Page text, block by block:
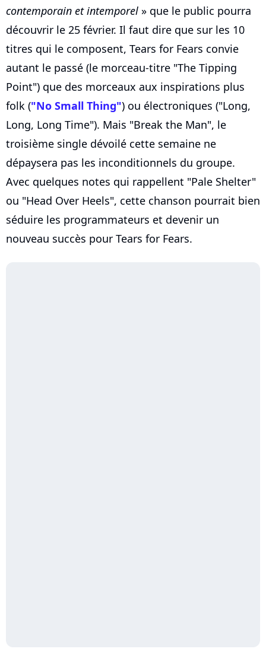
contemporain et intemporel » que le public pourra
découvrir le 25 février. Il faut dire que sur les 10
titres qui le composent, Tears for Fears convie
autant le passé (le morceau-titre "The Tipping
Point") que des morceaux aux inspirations plus
folk ("No Small Thing") ou électroniques ("Long,
Long, Long Time"). Mais "Break the Man", le
troisième single dévoilé cette semaine ne
dépaysera pas les inconditionnels du groupe.
Avec quelques notes qui rappellent "Pale Shelter"
ou "Head Over Heels", cette chanson pourrait bien
séduire les programmateurs et devenir un
nouveau succès pour Tears for Fears.